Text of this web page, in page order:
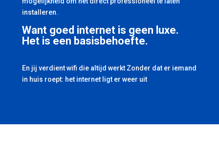
installeren.
Want goed internet is geen luxe.
Het is een basisbehoefte.
En jij verdient wifi die altijd werkt Zonder dat er iemand
in huis roept: het internet ligt er weer uit